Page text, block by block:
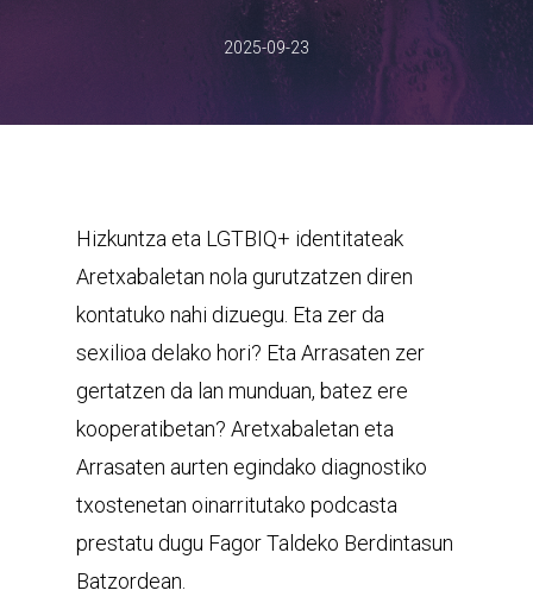
2025-09-23
Hizkuntza eta LGTBIQ+ identitateak
Aretxabaletan nola gurutzatzen diren
kontatuko nahi dizuegu. Eta zer da
sexilioa delako hori? Eta Arrasaten zer
gertatzen da lan munduan, batez ere
kooperatibetan? Aretxabaletan eta
Arrasaten aurten egindako diagnostiko
txostenetan oinarritutako podcasta
prestatu dugu Fagor Taldeko Berdintasun
Batzordean.